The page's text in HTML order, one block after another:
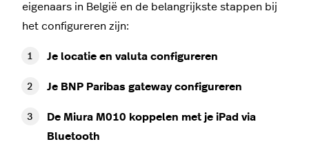
eigenaars in België en de belangrijkste stappen bij
het configureren zijn:
Je locatie en valuta configureren
Je BNP Paribas gateway configureren
De Miura M010 koppelen met je iPad via
Bluetooth